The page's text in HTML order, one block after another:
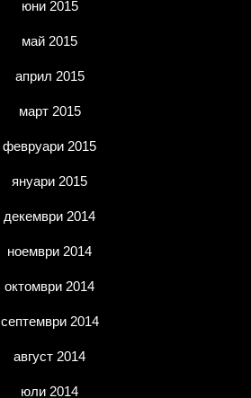
юни 2015
май 2015
април 2015
март 2015
февруари 2015
януари 2015
декември 2014
ноември 2014
октомври 2014
септември 2014
август 2014
юли 2014